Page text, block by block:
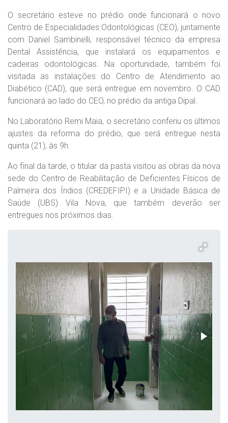
O secretário esteve no prédio onde funcionará o novo
Centro de Especialidades Odontológicas (CEO), juntamente
com Daniel Sambinelli, responsável técnico da empresa
Dental Assistência, que instalará os equipamentos e
cadeiras odontológicas. Na oportunidade, também foi
visitada as instalações do Centro de Atendimento ao
Diabético (CAD), que será entregue em novembro. O CAD
funcionará ao lado do CEO, no prédio da antiga Dipal.
No Laboratório Remi Maia, o secretário conferiu os últimos
ajustes da reforma do prédio, que será entregue nesta
quinta (21), às 9h.
Ao final da tarde, o titular da pasta visitou as obras da nova
sede do Centro de Reabilitação de Deficientes Físicos de
Palmeira dos Índios (CREDEFIPI) e a Unidade Básica de
Saúde (UBS) Vila Nova, que também deverão ser
entregues nos próximos dias.